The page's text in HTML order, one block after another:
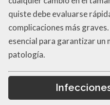
quiste debe evaluarse
complicaciones más
esencial para garantizar un
patología.